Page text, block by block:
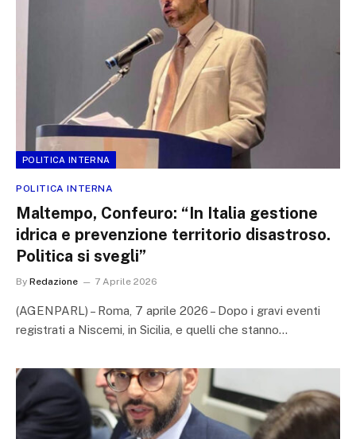
POLITICA INTERNA
POLITICA INTERNA
Maltempo, Confeuro: “In Italia gestione
idrica e prevenzione territorio disastroso.
Politica si svegli”
By Redazione 7 Aprile 2026
(AGENPARL) – Roma, 7 aprile 2026 – Dopo i gravi eventi
registrati a Niscemi, in Sicilia, e quelli che stanno…